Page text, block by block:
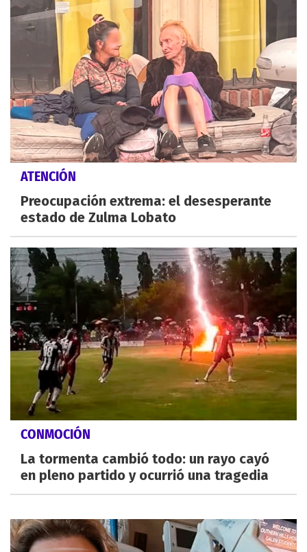
ATENCIÓN
Preocupación extrema: el desesperante
estado de Zulma Lobato
CONMOCIÓN
La tormenta cambió todo: un rayo cayó
en pleno partido y ocurrió una tragedia